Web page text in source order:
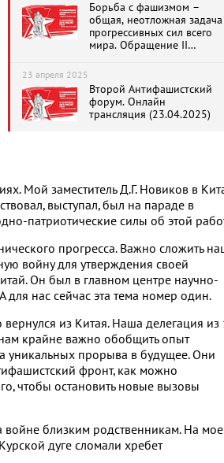
Борьба с фашизмом –
общая, неотложная задача
прогрессивных сил всего
мира. Обращение II
23 апреля 2025
Второй Антифашистский
форум. Онлайн
трансляция (23.04.2025)
Мой заместитель Д.Г. Новиков в
выступал, был на параде в
патриотические силы об этой
прогресса. Важно сложить
войну для утверждения своей
Он был в главном центре научно-
для нас сейчас эта тема номер один.
из Китая. Наша делегация из
крайне важно обобщить опыт
уникальных прорыва в будущее. Они
фронт, как можно
чтобы остановить новые вызовы
близким родственникам. На
дуге сломали хребет